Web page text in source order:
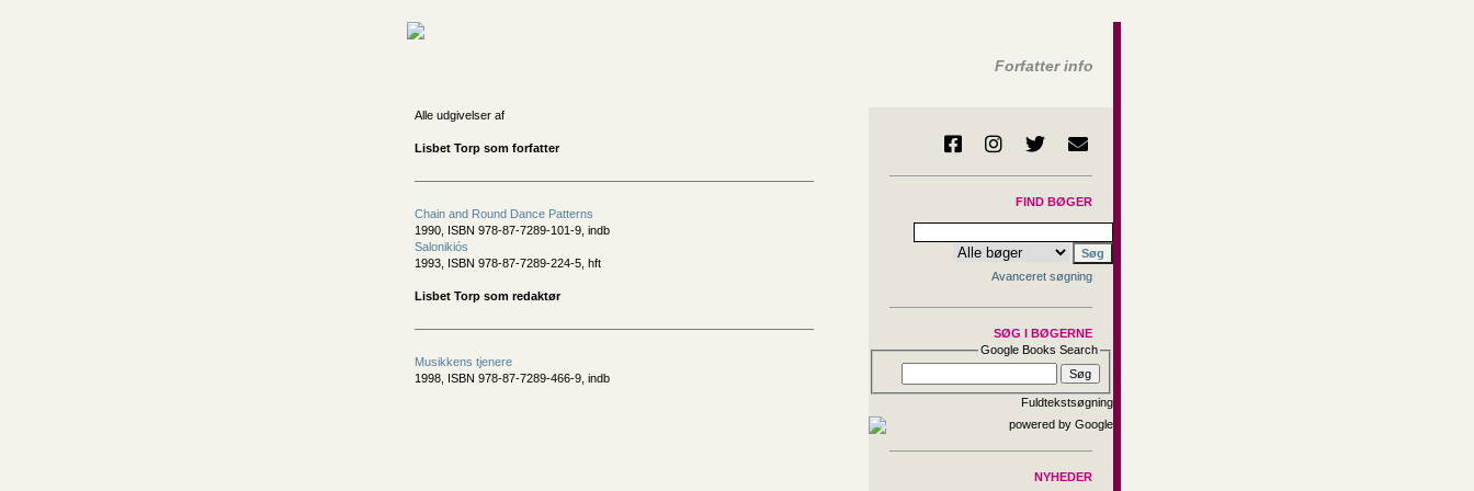
Forfatter info
Alle udgivelser af
Lisbet Torp som forfatter
Chain and Round Dance Patterns
1990, ISBN 978-87-7289-101-9, indb
Salonikiós
1993, ISBN 978-87-7289-224-5, hft
Lisbet Torp som redaktør
Musikkens tjenere
1998, ISBN 978-87-7289-466-9, indb
FIND BØGER
Avanceret søgning
SØG I BØGERNE
Google Books Search
Fuldtekstsøgning
NYHEDER